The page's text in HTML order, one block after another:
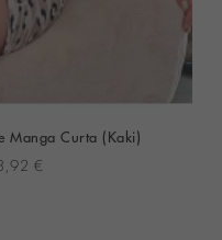
Manga Curta (Kaki)
€